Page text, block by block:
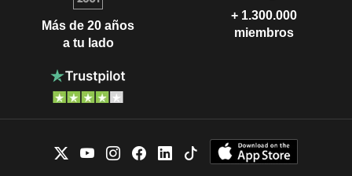
Más de 20 años
a tu lado
+ 1.300.000
miembros